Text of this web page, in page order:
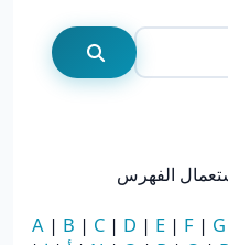
بحث
بحث
الفهرس
A | B | C | D | E | F | G